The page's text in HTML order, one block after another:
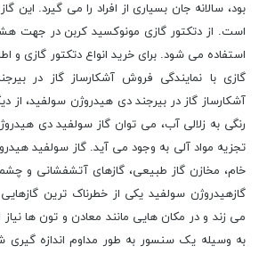
بود، سالانه جان بسیاری از افراد را می گیرد. این
است. از دتکتور گازی مونوکسید کربن در جهت
استفاده می شود. برای خرید انواع دتکتور گازی و
گازی با نمایندگی فروش آشکارساز گاز در
آشکارساز گاز در بیرجند دی هیدروژن سولفید، از
رنگی به زلالی آب، می توان گاز سولفید دی
تجزیه مواد آلی به وجود می آید. گاز سولفید
خام، مخازن گاز طبیعی، گازهای آتشفشانی و
گازهیدروژن سولفید یکی از خطرناک ترین
می زند و در مکان هایی مانند معادن و تون ها
به وسیله یک سنسور به طور مداوم اندازه گیری